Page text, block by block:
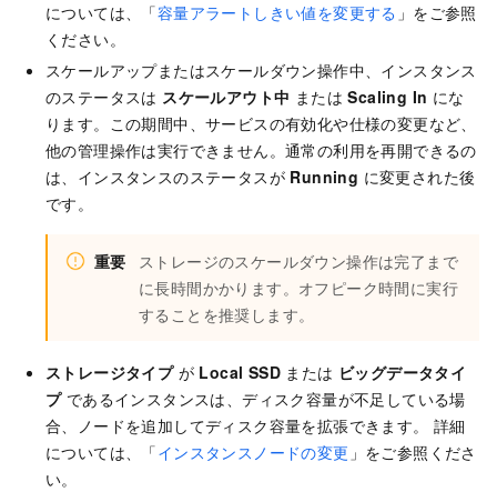
については、「容量アラートしきい値を変更する 」をご参照
ください。
スケールアップまたはスケールダウン操作中、インスタンス
のステータスは スケールアウト中 またはScaling In にな
ります。この期間中、サービスの有効化や仕様の変更など、
他の管理操作は実行できません。通常の利用を再開できるの
は、インスタンスのステータスが Running に変更された後
です。
重要
ストレージのスケールダウン操作は完了まで
に長時間かかります。オフピーク時間に実行
することを推奨します。
ストレージタイプが Local SSD または ビッグデータタイ
プであるインスタンスは、ディスク容量が不足している場
合、ノードを追加してディスク容量を拡張できます。 詳細
については、「インスタンスノードの変更 」をご参照くださ
い。